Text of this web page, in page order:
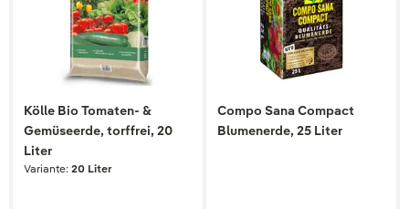
Kölle Bio Tomaten- &
Gemüseerde, torffrei, 20
Liter
Variante: 20 Liter
Compo Sana Compact
Blumenerde, 25 Liter